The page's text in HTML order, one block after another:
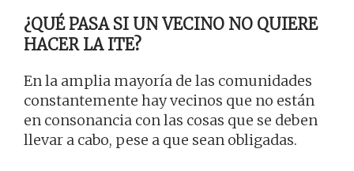
¿QUÉ PASA SI UN VECINO NO QUIERE
HACER LA ITE?
En la amplia mayoría de las comunidades
constantemente hay vecinos que no están
en consonancia con las cosas que se deben
llevar a cabo, pese a que sean obligadas.